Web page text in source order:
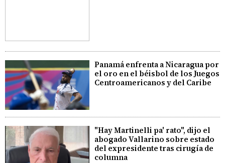
Panamá enfrenta a Nicaragua por
el oro en el béisbol de los Juegos
Centroamericanos y del Caribe
"Hay Martinelli pa' rato", dijo el
abogado Vallarino sobre estado
del expresidente tras cirugía de
columna